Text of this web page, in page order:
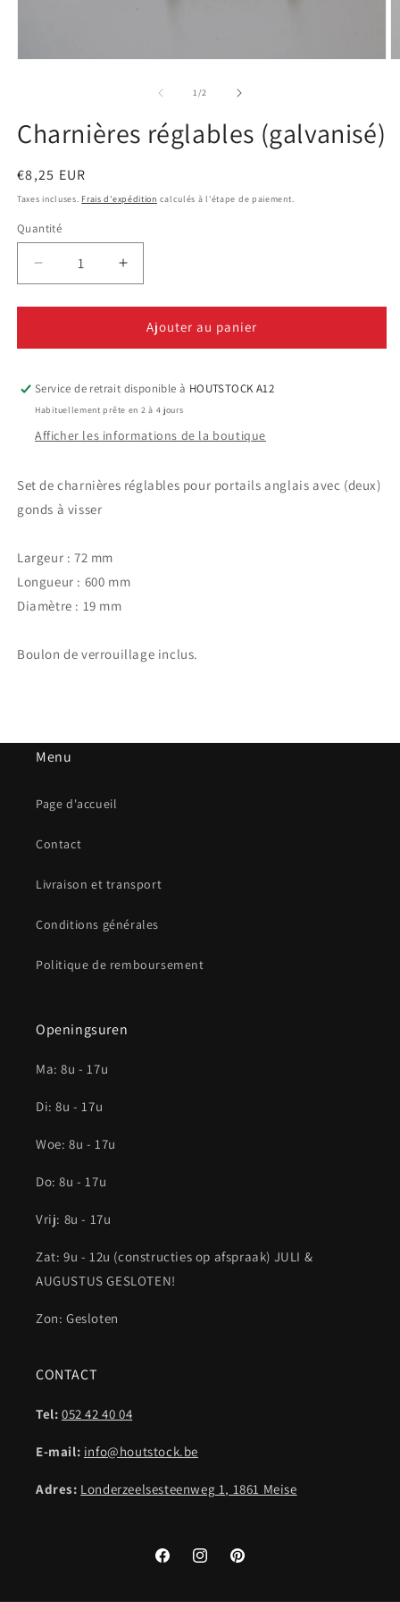
une
fenêtre
1/de2
Charnières réglables (galvanisé)
Prix
habituel
€8,25 EUR
Taxes incluses. Frais d'expédition calculés à l'étape de paiement.
Quantité
Réduire
la
quantité
Charnières
(galvanisé)
Augmenter
la
quantité
Charnières
(galvanisé)
Ajouter au panier
Service de retrait disponible à HOUTSTOCK A12
Habituellement prête en 2 à 4 jours
Afficher les informations de la boutique
Set de charnières réglables pour portails anglais avec (deux)
gonds à visser
Largeur : 72 mm
Longueur : 600 mm
Diamètre : 19 mm
Boulon de verrouillage inclus.
Menu
Page d'accueil
Contact
Livraison et transport
Conditions générales
Politique de remboursement
Openingsuren
Ma: 8u - 17u
Di: 8u - 17u
Woe: 8u - 17u
Do: 8u - 17u
Vrij: 8u - 17u
Zat: 9u - 12u (constructies op afspraak) JULI &
AUGUSTUS GESLOTEN!
Zon: Gesloten
CONTACT
Tel: 052 42 40 04
E-mail: info@houtstock.be
Adres: Londerzeelsesteenweg 1, 1861 Meise
FacebookInstagramPinterest